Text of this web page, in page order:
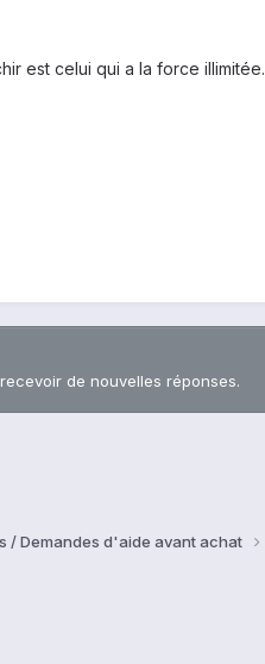
est celui qui a la force illimitée.
de nouvelles réponses.
/ Demandes d'aide avant achat